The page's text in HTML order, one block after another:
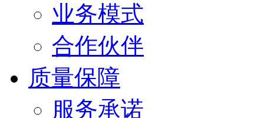
业务模式
合作伙伴
质量保障
服务承诺